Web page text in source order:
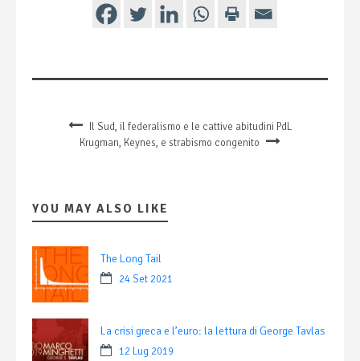
Il Sud, il federalismo e le cattive abitudini PdL
Krugman, Keynes, e strabismo congenito
YOU MAY ALSO LIKE
The Long Tail
24 Set 2021
La crisi greca e l’euro: la lettura di George Tavlas
12 Lug 2019